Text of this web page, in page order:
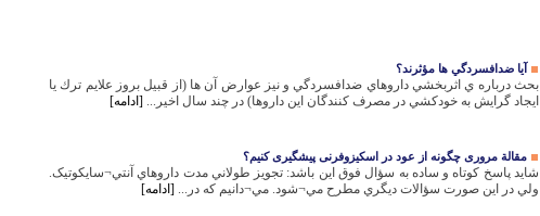
آيا ضدافسردگي ها مؤثرند؟
بحث درباره ي اثربخشي داروهاي ضدافسردگي و نيز عوارض آن ها (از قبيل بروز علايم ترك يا
ايجاد گرايش به خودكشي در مصرف كنندگان اين داروها) در چند سال اخير... [ادامه]
مقالة مروری چگونه از عود در اسکیزوفرنی پیشگیری کنیم؟
شايد پاسخ کوتاه و ساده به سؤال فوق اين باشد: تجويز طولاني مدت داروهاي آنتي¬سايکوتيک.
ولي در اين صورت سؤالات ديگري مطرح مي¬شود. مي¬دانيم که در... [ادامه]